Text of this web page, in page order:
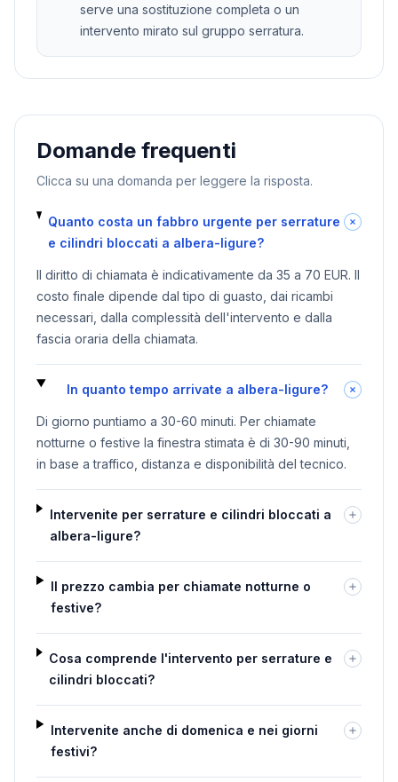
serve una sostituzione completa o un
intervento mirato sul gruppo serratura.
Domande frequenti
Clicca su una domanda per leggere la risposta.
Quanto costa un fabbro urgente per serrature
e cilindri bloccati a albera-ligure?
Il diritto di chiamata è indicativamente da 35 a 70 EUR. Il
costo finale dipende dal tipo di guasto, dai ricambi
necessari, dalla complessità dell'intervento e dalla
fascia oraria della chiamata.
In quanto tempo arrivate a albera-ligure?
Di giorno puntiamo a 30-60 minuti. Per chiamate
notturne o festive la finestra stimata è di 30-90 minuti,
in base a traffico, distanza e disponibilità del tecnico.
Intervenite per serrature e cilindri bloccati a
albera-ligure?
Il prezzo cambia per chiamate notturne o
festive?
Cosa comprende l'intervento per serrature e
cilindri bloccati?
Intervenite anche di domenica e nei giorni
festivi?